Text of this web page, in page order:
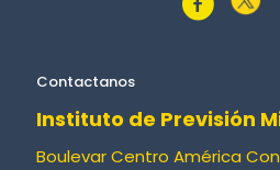
Contactanos
Instituto de Previsión
Boulevar Centro América